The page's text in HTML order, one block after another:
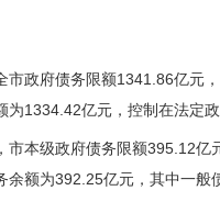
市政府债务限额1341.86亿
为1334.42亿元，控制在法定
市本级政府债务限额395.12
余额为392.25亿元，其中一